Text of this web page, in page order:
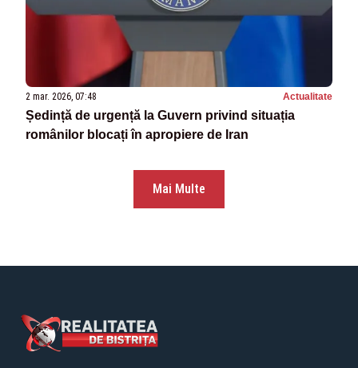
2 mar. 2026, 07:48 Actualitate
Ședință de urgență la Guvern privind situația
românilor blocați în apropiere de Iran
Mai Multe